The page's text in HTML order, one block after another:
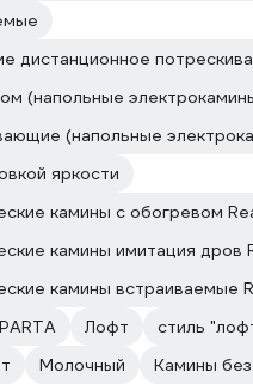
дистанционное
(напольные
(напольные
яркости
камины с обогревом
камины имитация дров
камины встраиваемые
Лофт
стиль
Молочный
Камины